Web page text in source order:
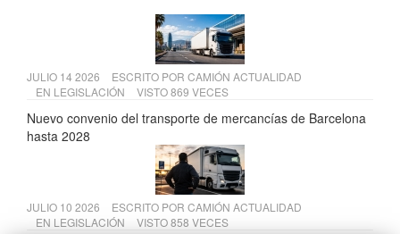
JULIO 14 2026 ESCRITO POR CAMIÓN ACTUALIDAD
EN LEGISLACIÓN VISTO 869 VECES
Nuevo convenio del transporte de mercancías de Barcelona
hasta 2028
JULIO 10 2026 ESCRITO POR CAMIÓN ACTUALIDAD
EN LEGISLACIÓN VISTO 858 VECES